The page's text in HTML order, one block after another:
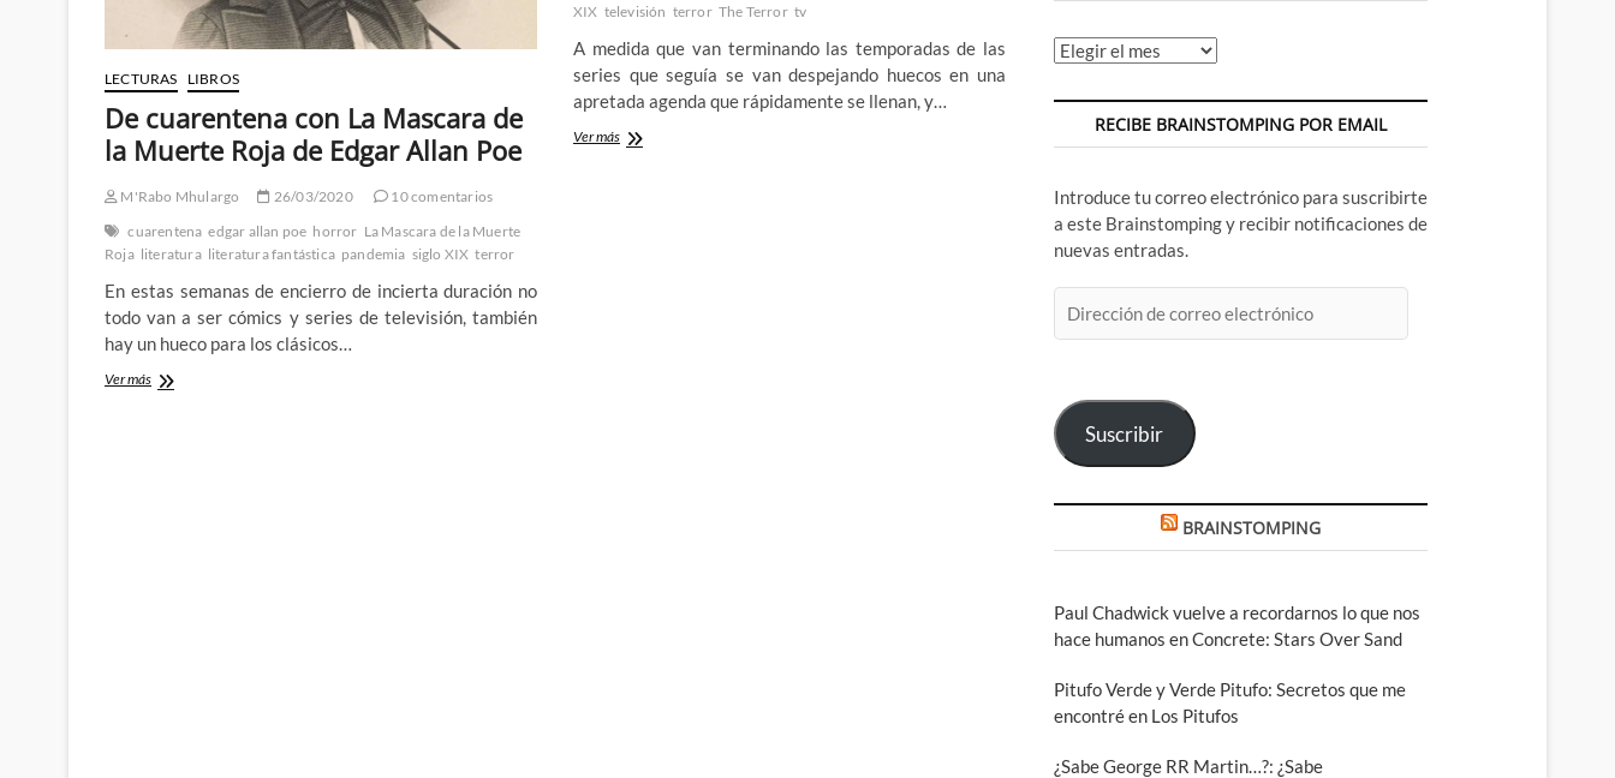
LECTURAS LIBROS
De cuarentena con La Mascara de
la Muerte Roja de Edgar Allan Poe
M'Rabo Mhulargo 26/03/2020
10 comentarios
cuarentena edgar allan poe horror La Mascara de la Muerte
Roja literatura literatura fantástica pandemia siglo XIX terror
En estas semanas de encierro de incierta duración no
todo van a ser cómics y series de televisión, también
hay un hueco para los clásicos…
Ver másDe
XIX televisión terror The Terror tv
A medida que van terminando las temporadas de las
series que seguía se van despejando huecos en una
apretada agenda que rápidamente se llenan, y…
Ver másThe
Archivos
RECIBE BRAINSTOMPING POR EMAIL
Introduce tu correo electrónico para suscribirte
a este Brainstomping y recibir notificaciones de
nuevas entradas.
de
Suscribir
BRAINSTOMPING
Paul Chadwick vuelve a recordarnos lo que nos
hace humanos en Concrete: Stars Over Sand
Pitufo Verde y Verde Pitufo: Secretos que me
encontré en Los Pitufos
¿Sabe George RR Martin…?: ¿Sabe